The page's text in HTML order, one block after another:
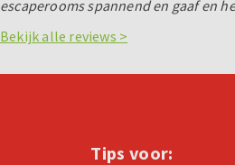
escaperooms spannend en gaaf en
Bekijk alle reviews >
Tips voor: